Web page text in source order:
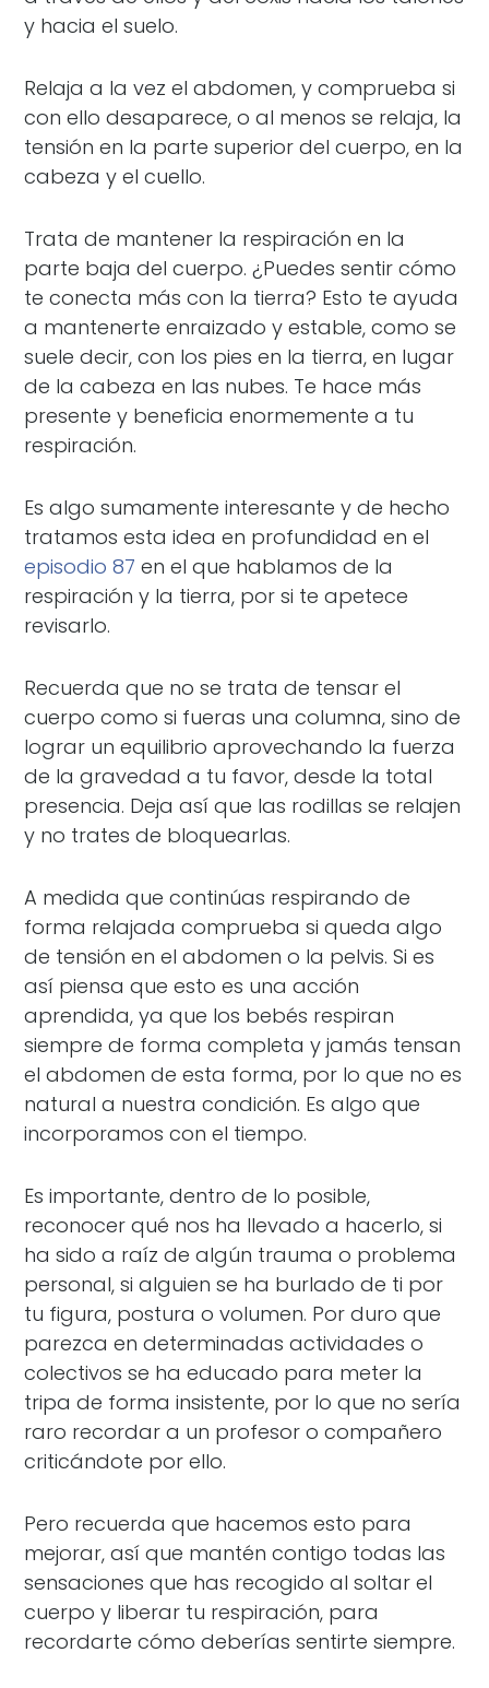
y hacia el suelo.
Relaja a la vez el abdomen, y comprueba si
con ello desaparece, o al menos se relaja, la
tensión en la parte superior del cuerpo, en la
cabeza y el cuello.
Trata de mantener la respiración en la
parte baja del cuerpo. ¿Puedes sentir cómo
te conecta más con la tierra? Esto te ayuda
a mantenerte enraizado y estable, como se
suele decir, con los pies en la tierra, en lugar
de la cabeza en las nubes. Te hace más
presente y beneficia enormemente a tu
respiración.
Es algo sumamente interesante y de hecho
tratamos esta idea en profundidad en el
episodio 87 en el que hablamos de la
respiración y la tierra, por si te apetece
revisarlo.
Recuerda que no se trata de tensar el
cuerpo como si fueras una columna, sino de
lograr un equilibrio aprovechando la fuerza
de la gravedad a tu favor, desde la total
presencia. Deja así que las rodillas se relajen
y no trates de bloquearlas.
A medida que continúas respirando de
forma relajada comprueba si queda algo
de tensión en el abdomen o la pelvis. Si es
así piensa que esto es una acción
aprendida, ya que los bebés respiran
siempre de forma completa y jamás tensan
el abdomen de esta forma, por lo que no es
natural a nuestra condición. Es algo que
incorporamos con el tiempo.
Es importante, dentro de lo posible,
reconocer qué nos ha llevado a hacerlo, si
ha sido a raíz de algún trauma o problema
personal, si alguien se ha burlado de ti por
tu figura, postura o volumen. Por duro que
parezca en determinadas actividades o
colectivos se ha educado para meter la
tripa de forma insistente, por lo que no sería
raro recordar a un profesor o compañero
criticándote por ello.
Pero recuerda que hacemos esto para
mejorar, así que mantén contigo todas las
sensaciones que has recogido al soltar el
cuerpo y liberar tu respiración, para
recordarte cómo deberías sentirte siempre.